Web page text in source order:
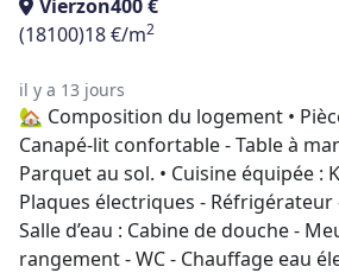
Vierzon400 €
(18100)18 €/m2
il y a 13 jours
🏡 Composition du logement •
Canapé-lit confortable - Table à
Parquet au sol. • Cuisine équipée :
Plaques électriques - Réfrigérateur
Salle d’eau : Cabine de douche -
rangement - WC - Chauffage eau